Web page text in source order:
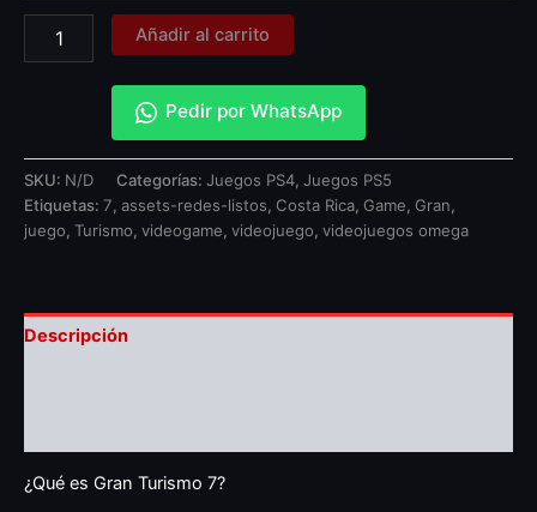
Añadir al carrito
Pedir por WhatsApp
SKU: N/D Categorías: Juegos PS4, Juegos PS5
Etiquetas: 7, assets-redes-listos, Costa Rica, Game, Gran,
juego, Turismo, videogame, videojuego, videojuegos omega
Descripción
¿Qué es Gran Turismo 7?